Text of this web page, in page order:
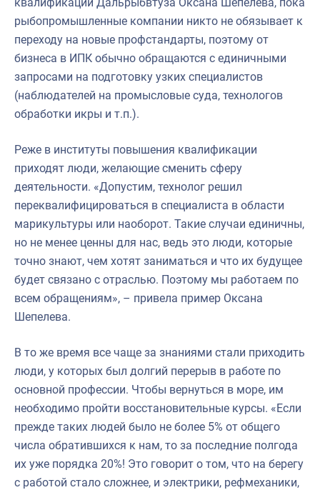
рыбопромышленные компании никто не обязывает к
переходу на новые профстандарты, поэтому от
бизнеса в ИПК обычно обращаются с единичными
запросами на подготовку узких специалистов
(наблюдателей на промысловые суда, технологов
обработки икры и т.п.).
Реже в институты повышения квалификации
приходят люди, желающие сменить сферу
деятельности. «Допустим, технолог решил
переквалифицироваться в специалиста в области
марикультуры или наоборот. Такие случаи единичны,
но не менее ценны для нас, ведь это люди, которые
точно знают, чем хотят заниматься и что их будущее
будет связано с отраслью. Поэтому мы работаем по
всем обращениям», – привела пример Оксана
Шепелева.
В то же время все чаще за знаниями стали приходить
люди, у которых был долгий перерыв в работе по
основной профессии. Чтобы вернуться в море, им
необходимо пройти восстановительные курсы. «Если
прежде таких людей было не более 5% от общего
числа обратившихся к нам, то за последние полгода
их уже порядка 20%! Это говорит о том, что на берегу
с работой стало сложнее, и электрики, рефмеханики,